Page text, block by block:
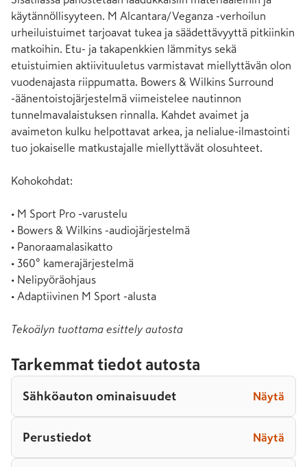
käytännöllisyyteen. M Alcantara/Veganza -verhoilun
urheiluistuimet tarjoavat tukea ja säädettävyyttä pitkiinkin
matkoihin. Etu- ja takapenkkien lämmitys sekä
etuistuimien aktiivituuletus varmistavat miellyttävän olon
vuodenajasta riippumatta. Bowers & Wilkins Surround
-äänentoistojärjestelmä viimeistelee nautinnon
tunnelmavalaistuksen rinnalla. Kahdet avaimet ja
avaimeton kulku helpottavat arkea, ja nelialue-ilmastointi
tuo jokaiselle matkustajalle miellyttävät olosuhteet.
Kohokohdat:
• M Sport Pro -varustelu
• Bowers & Wilkins -audiojärjestelmä
• Panoraamalasikatto
• 360° kamerajärjestelmä
• Nelipyöräohjaus
• Adaptiivinen M Sport -alusta
Tekoälyn tuottama esittely autosta
Tarkemmat tiedot autosta
Sähköauton ominaisuudet Näytä
Perustiedot Näytä